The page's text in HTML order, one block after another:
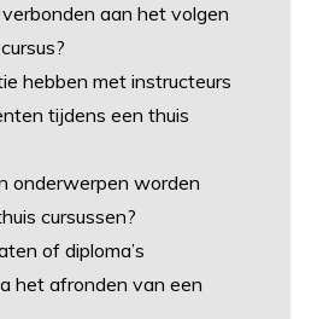
aan het volgen
hebben met instructeurs
tijdens een thuis
onderwerpen worden
cursussen?
of diploma’s
het afronden van een